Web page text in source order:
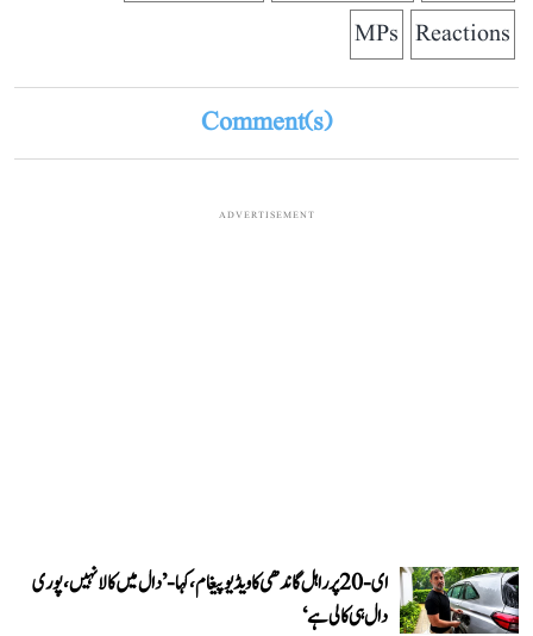
Reactions
MPs
Comment(s)
ADVERTISEMENT
ای-20 پر راہل گاندھی کا ویڈیو پیغام، کہا- ’دال میں کالا نہیں، پوری
دال ہی کالی ہے‘